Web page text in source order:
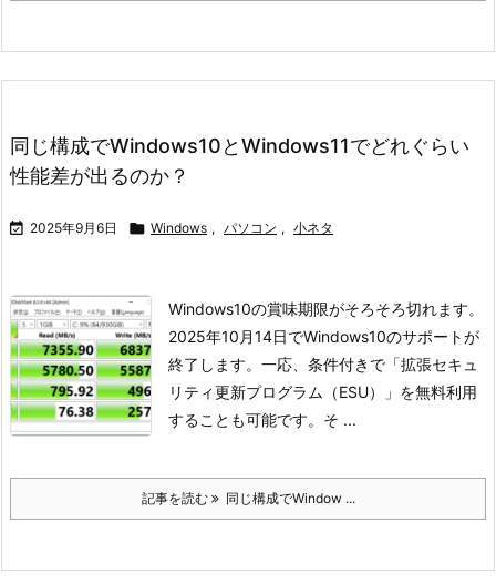
同じ構成でWindows10とWindows11でどれぐらい
性能差が出るのか？
 2025年9月6日  Windows , パソコン , 小ネタ
Windows10の賞味期限がそろそろ切れます。
2025年10月14日でWindows10のサポートが
終了します。 一応、条件付きで「拡張セキュ
リティ更新プログラム（ESU）」を無料利用
することも可能です。 そ ...
記事を読む 同じ構成でWindow ...